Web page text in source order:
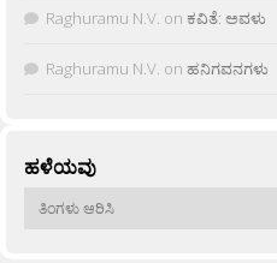
Raghuramu N.V. on ಕವಿತೆ: ಅವಳು
Raghuramu N.V. on ಹನಿಗವನಗಳು
ಹಳೆಯವು
ಹಳೆಯವು